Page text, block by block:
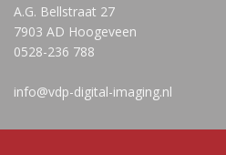
A.G. Bellstraat 27
7903 AD Hoogeveen
0528-236 788
info@vdp-digital-imaging.nl